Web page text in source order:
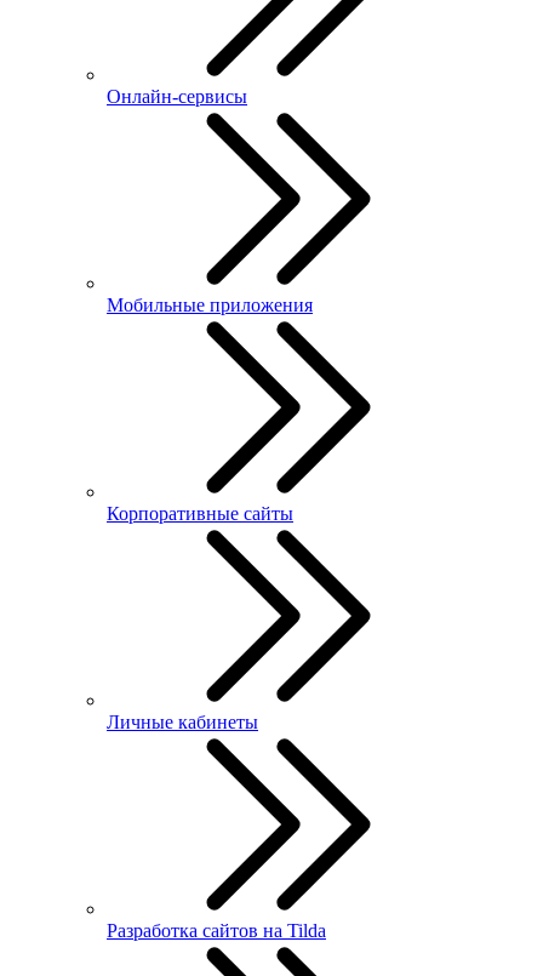
Онлайн-сервисы
Мобильные приложения
Корпоративные сайты
Личные кабинеты
Разработка сайтов на Tilda